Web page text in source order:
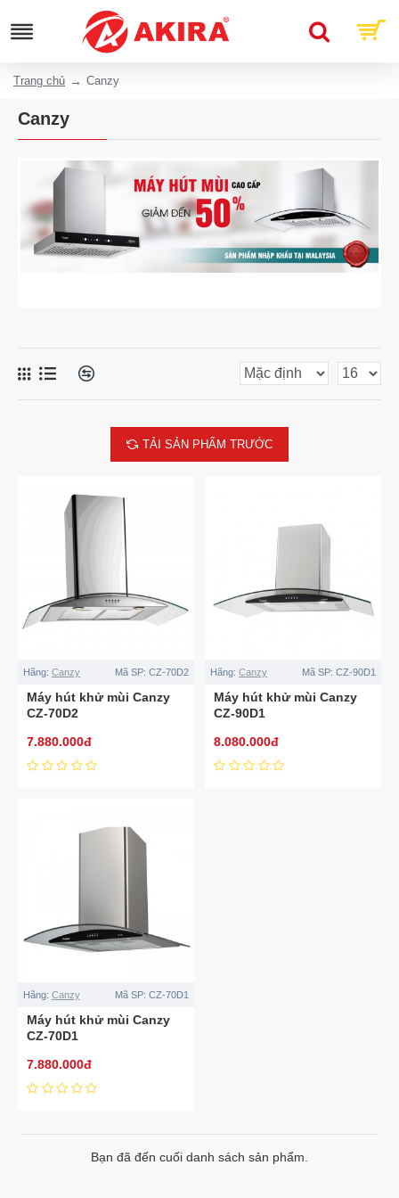
Trang chủ Canzy
Canzy
TẢI SẢN PHẨM TRƯỚC
Hãng: Canzy Mã SP: CZ-70D2
Máy hút khử mùi Canzy
CZ-70D2
7.880.000đ
Hãng: Canzy Mã SP: CZ-90D1
Máy hút khử mùi Canzy
CZ-90D1
8.080.000đ
Hãng: Canzy Mã SP: CZ-70D1
Máy hút khử mùi Canzy
CZ-70D1
7.880.000đ
Bạn đã đến cuối danh sách sản phẩm.